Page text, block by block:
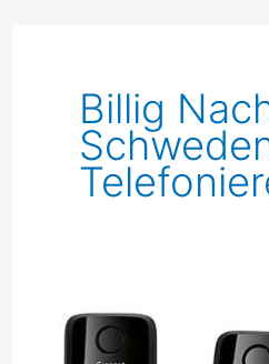
Billig